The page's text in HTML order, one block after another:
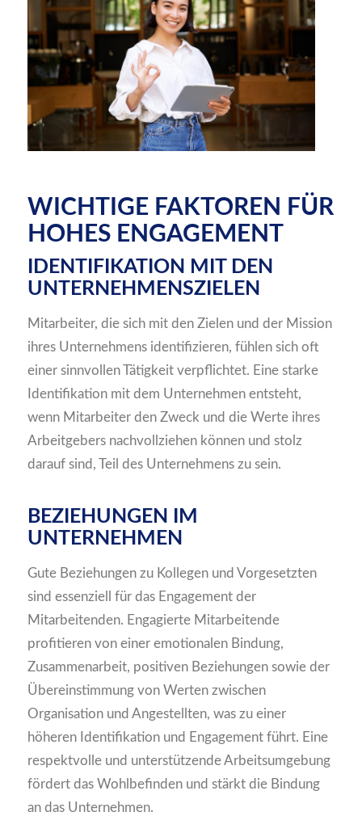
WICHTIGE FAKTOREN FÜR
HOHES ENGAGEMENT
IDENTIFIKATION MIT DEN
UNTERNEHMENSZIELEN
Mitarbeiter, die sich mit den Zielen und der Mission
ihres Unternehmens identifizieren, fühlen sich oft
einer sinnvollen Tätigkeit verpflichtet. Eine starke
Identifikation mit dem Unternehmen entsteht,
wenn Mitarbeiter den Zweck und die Werte ihres
Arbeitgebers nachvollziehen können und stolz
darauf sind, Teil des Unternehmens zu sein.
BEZIEHUNGEN IM
UNTERNEHMEN
Gute Beziehungen zu Kollegen und Vorgesetzten
sind essenziell für das Engagement der
Mitarbeitenden. Engagierte Mitarbeitende
profitieren von einer emotionalen Bindung,
Zusammenarbeit, positiven Beziehungen sowie der
Übereinstimmung von Werten zwischen
Organisation und Angestellten, was zu einer
höheren Identifikation und Engagement führt. Eine
respektvolle und unterstützende Arbeitsumgebung
fördert das Wohlbefinden und stärkt die Bindung
an das Unternehmen.